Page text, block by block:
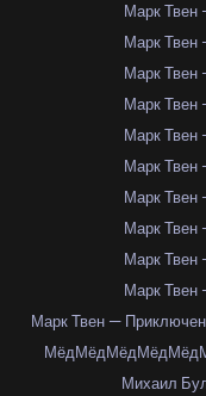
Марк Твен
Марк Твен
Марк Твен
Марк Твен
Марк Твен
Марк Твен
Марк Твен
Марк Твен
Марк Твен
Марк Твен
Марк Твен —
МёдМёдМёдМёдМёд
Михаил